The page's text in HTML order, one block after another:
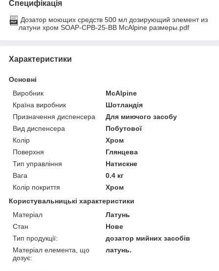
Специфікація
Дозатор моющих средств 500 мл дозирующий элемент из
латуни хром SOAP-CPB-25-BB McAlpine размеры.pdf
Характеристики
Основні
Виробник
McAlpine
Країна виробник
Шотландія
Призначення диспенсера
Для миючого засобу
Вид диспенсера
Побутової
Колір
Хром
Поверхня
Глянцева
Тип управління
Натискне
Вага
0.4 кг
Колір покриття
Хром
Користувальницькі характеристики
Матеріал
Латунь
Стан
Нове
Тип продукції:
дозатор мийних засобів
Матеріал елемента, що
дозує:
латунь.